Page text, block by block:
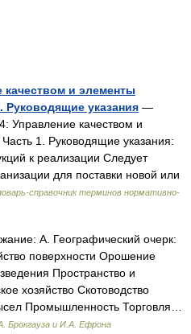
качеством и элементы
Руководящие указания —
Управление качеством и
1. Руководящие указания:
к реализации Следует
для поставки новой или
справочник терминов нормативно-
А. Географический очерк:
поверхности Орошение
Пространство и
хозяйство Скотоводство
Промышленность Торговля…
Брокгауза и И.А. Ефрона